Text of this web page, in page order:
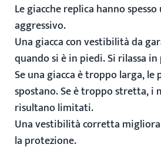
Le giacche replica hanno
aggressivo.
Una giacca con vestibilità da
quando si è in piedi. Si rilassa
Se una giacca è troppo larga, le
spostano. Se è troppo stretta, i
risultano limitati.
Una vestibilità corretta
la protezione.